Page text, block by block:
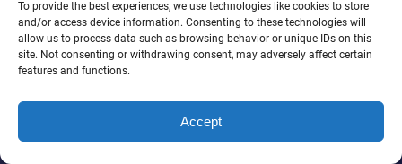
To provide the best experiences, we use technologies like cookies to store
and/or access device information. Consenting to these technologies will
allow us to process data such as browsing behavior or unique IDs on this
site. Not consenting or withdrawing consent, may adversely affect certain
features and functions.
Accept
BOATING ACCIDENT LAWYERS